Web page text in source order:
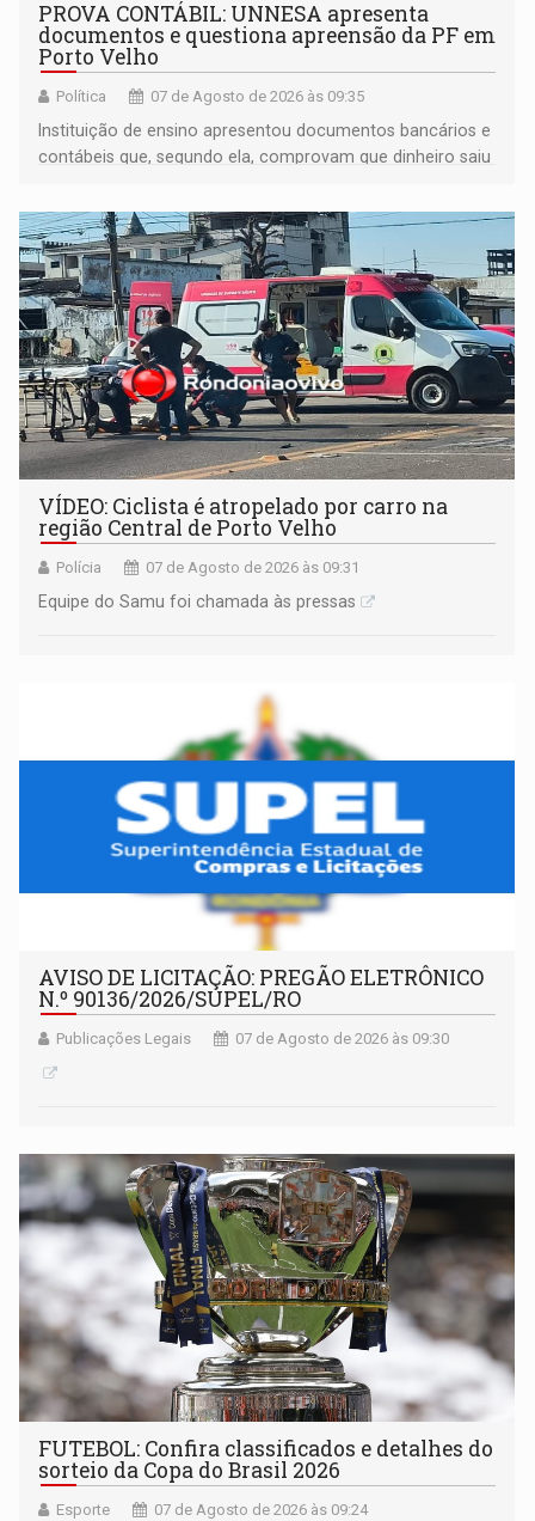
PROVA CONTÁBIL: UNNESA apresenta
documentos e questiona apreensão da PF em
Porto Velho
Política 07 de Agosto de 2026 às 09:35
Instituição de ensino apresentou documentos bancários e
contábeis que, segundo ela, comprovam que dinheiro saiu
apreendido quando já estava dentro da sede da entidade
— em pleno ano eleitoral em Rondônia
VÍDEO: Ciclista é atropelado por carro na
região Central de Porto Velho
Polícia 07 de Agosto de 2026 às 09:31
Equipe do Samu foi chamada às pressas
AVISO DE LICITAÇÃO: PREGÃO ELETRÔNICO
N.º 90136/2026/SUPEL/RO
Publicações Legais 07 de Agosto de 2026 às 09:30
FUTEBOL: Confira classificados e detalhes do
sorteio da Copa do Brasil 2026
Esporte 07 de Agosto de 2026 às 09:24